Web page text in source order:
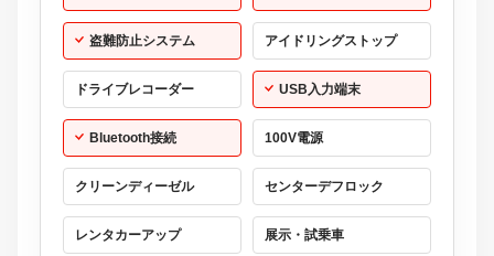
盗難防止システム アイドリングストップ
ドライブレコーダー USB入力端末
Bluetooth接続 100V電源
クリーンディーゼル センターデフロック
レンタカーアップ 展示・試乗車